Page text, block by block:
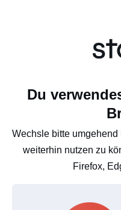
Du
Wechsle bitte
weiterhin nutzen zu
Firefox,